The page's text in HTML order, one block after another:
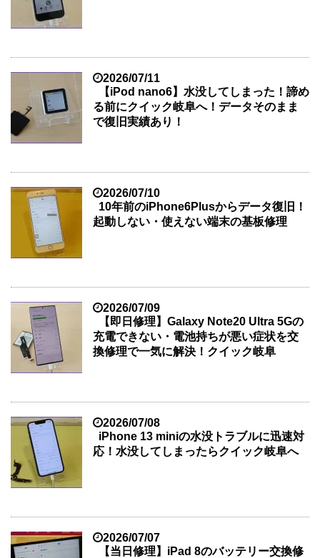
2026/07/11
【iPod nano6】水没してしまった！諦め
る前にクイック岐阜へ！データそのまま
で復旧実績あり！
2026/07/10
10年前のiPhone6Plusからデータ復旧！
起動しない・使えない端末の基板修理
2026/07/09
【即日修理】Galaxy Note20 Ultra 5Gの
充電できない・電池持ちが悪い症状を交
換修理で一気に解決！クイック岐阜
2026/07/08
iPhone 13 miniの水没トラブルに迅速対
応！水没してしまったらクイック岐阜へ
2026/07/07
【当日修理】iPad 8のバッテリー交換修